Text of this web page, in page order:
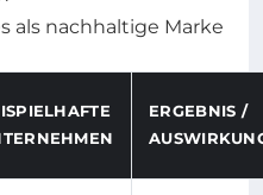
als nachhaltige Marke
ERGEBNIS /